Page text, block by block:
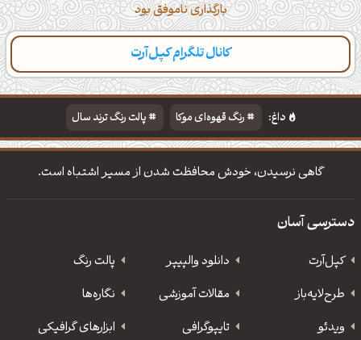
بارگذاری ناموفق بود
کانال تلگرام کپل‌آرت
دسته‌بندی مطالب تازه تایپوگرافی پالت‌ها
داغ: رنگ قهوه‌ای موکا
پالت رنگ ترند سال
دانلود والپیپر مذهبی
تایپوگرافی شعر مولانا
گاهی نرسیدن، خودش محافظت شدن از مسیر اشتباه است.
دسترسی آسان
کپل‌آرت دانلود‌ والپیپر
پالت رنگ
طرح‌لایه‌باز
مقالات آموزشی
نگاره‌ها
ویدئو
‌تایپوگرافی
ابزارهای گرافیکی